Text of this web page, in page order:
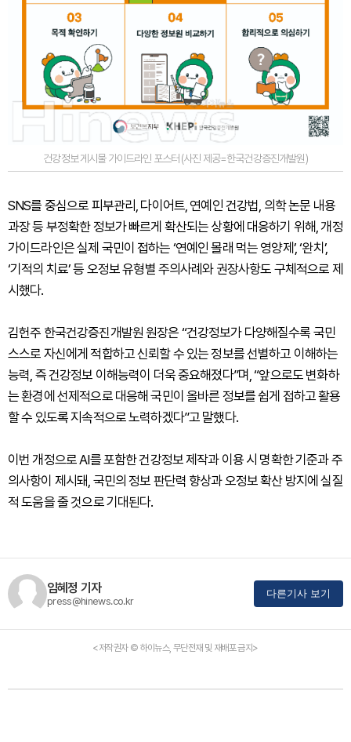
건강정보 게시물 가이드라인 포스터 (사진 제공=한국건강증진개발원)
SNS를 중심으로 피부관리, 다이어트, 연예인 건강법, 의학 논문 내용
과장 등 부정확한 정보가 빠르게 확산되는 상황에 대응하기 위해, 개정
가이드라인은 실제 국민이 접하는 ‘연예인 몰래 먹는 영양제’, ‘완치’,
‘기적의 치료’ 등 오정보 유형별 주의사례와 권장사항도 구체적으로 제
시했다.
김헌주 한국건강증진개발원 원장은 “건강정보가 다양해질수록 국민
스스로 자신에게 적합하고 신뢰할 수 있는 정보를 선별하고 이해하는
능력, 즉 건강정보 이해능력이 더욱 중요해졌다”며, “앞으로도 변화하
는 환경에 선제적으로 대응해 국민이 올바른 정보를 쉽게 접하고 활용
할 수 있도록 지속적으로 노력하겠다”고 말했다.
이번 개정으로 AI를 포함한 건강정보 제작과 이용 시 명확한 기준과 주
의사항이 제시돼, 국민의 정보 판단력 향상과 오정보 확산 방지에 실질
적 도움을 줄 것으로 기대된다.
임혜정 기자
press@hinews.co.kr
다른기사 보기
<저작권자 © 하이뉴스, 무단전재 및 재배포 금지>